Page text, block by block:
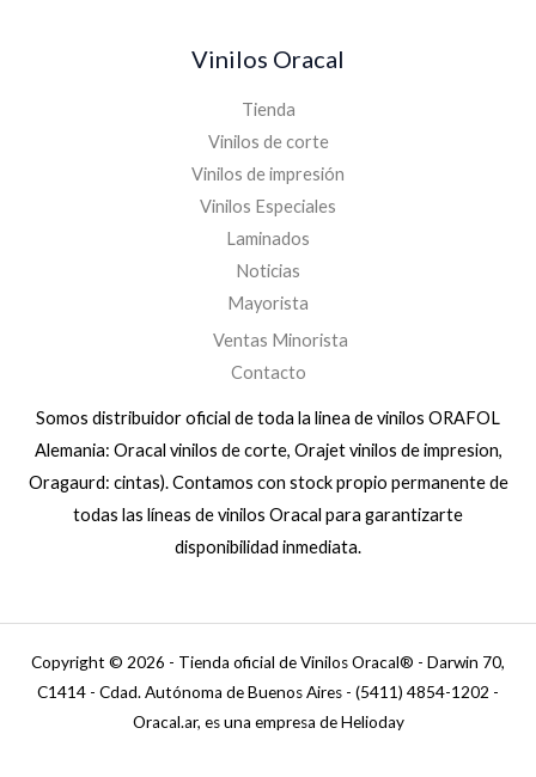
Vinilos Oracal
Tienda
Vinilos de corte
Vinilos de impresión
Vinilos Especiales
Laminados
Noticias
Mayorista
Ventas Minorista
Contacto
Somos distribuidor oficial de toda la linea de vinilos ORAFOL
Alemania: Oracal vinilos de corte, Orajet vinilos de impresion,
Oragaurd: cintas). Contamos con stock propio permanente de
todas las líneas de vinilos Oracal para garantizarte
disponibilidad inmediata.
Copyright © 2026 - Tienda oficial de Vinilos Oracal® - Darwin 70,
C1414 - Cdad. Autónoma de Buenos Aires - (5411) 4854-1202 -
Oracal.ar, es una empresa de Helioday